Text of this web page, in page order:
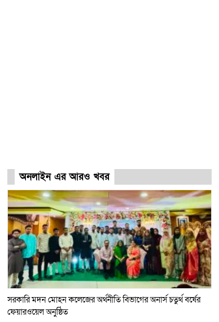
অনলাইন এর আরও খবর
সরকারি মদন মোহন কলেজের অর্থনীতি বিভাগের অনার্স চতুর্থ বর্ষের
ফেয়ারওয়েল অনুষ্ঠিত